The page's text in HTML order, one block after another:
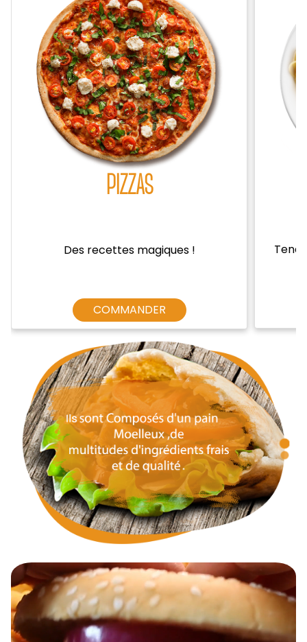
Zones de Livraison
PIZZAS
Des recettes magiques !
COMMANDER